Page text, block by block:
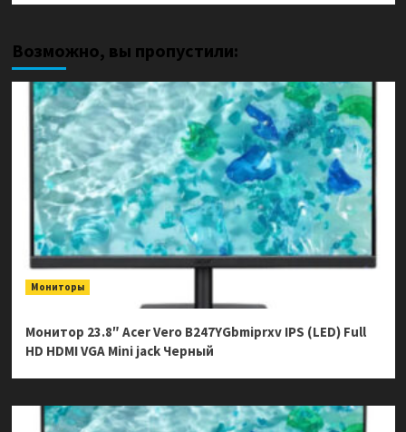
Возможно, вы пропустили:
Мониторы
Монитор 23.8″ Acer Vero B247YGbmiprxv IPS (LED) Full
HD HDMI VGA Mini jack Черный